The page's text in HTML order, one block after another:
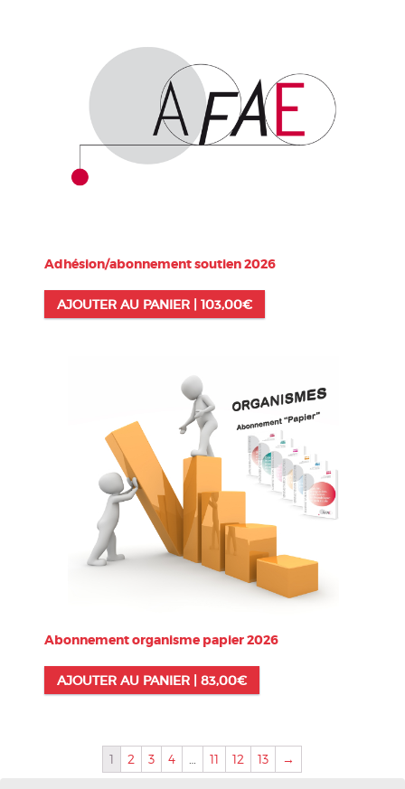
Adhésion/abonnement soutien 2026
AJOUTER AU PANIER | 103,00€
Abonnement organisme papier 2026
AJOUTER AU PANIER | 83,00€
1 2 3 4 11 12 13 →